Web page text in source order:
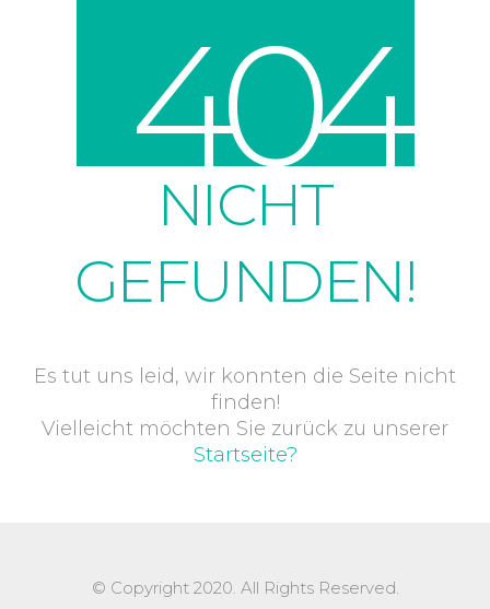
404
NICHT
GEFUNDEN!
Es tut uns leid, wir konnten die Seite nicht
finden!
Vielleicht möchten Sie zurück zu unserer
Startseite?
© Copyright 2020. All Rights Reserved.